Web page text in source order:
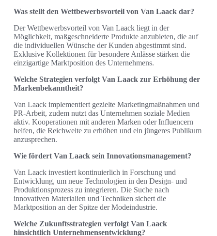
Was stellt den Wettbewerbsvorteil von Van Laack dar?
Der Wettbewerbsvorteil von Van Laack liegt in der
Möglichkeit, maßgeschneiderte Produkte anzubieten, die auf
die individuellen Wünsche der Kunden abgestimmt sind.
Exklusive Kollektionen für besondere Anlässe stärken die
einzigartige Marktposition des Unternehmens.
Welche Strategien verfolgt Van Laack zur Erhöhung der
Markenbekanntheit?
Van Laack implementiert gezielte Marketingmaßnahmen und
PR-Arbeit, zudem nutzt das Unternehmen soziale Medien
aktiv. Kooperationen mit anderen Marken oder Influencern
helfen, die Reichweite zu erhöhen und ein jüngeres Publikum
anzusprechen.
Wie fördert Van Laack sein Innovationsmanagement?
Van Laack investiert kontinuierlich in Forschung und
Entwicklung, um neue Technologien in den Design- und
Produktionsprozess zu integrieren. Die Suche nach
innovativen Materialien und Techniken sichert die
Marktposition an der Spitze der Modeindustrie.
Welche Zukunftsstrategien verfolgt Van Laack
hinsichtlich Unternehmensentwicklung?